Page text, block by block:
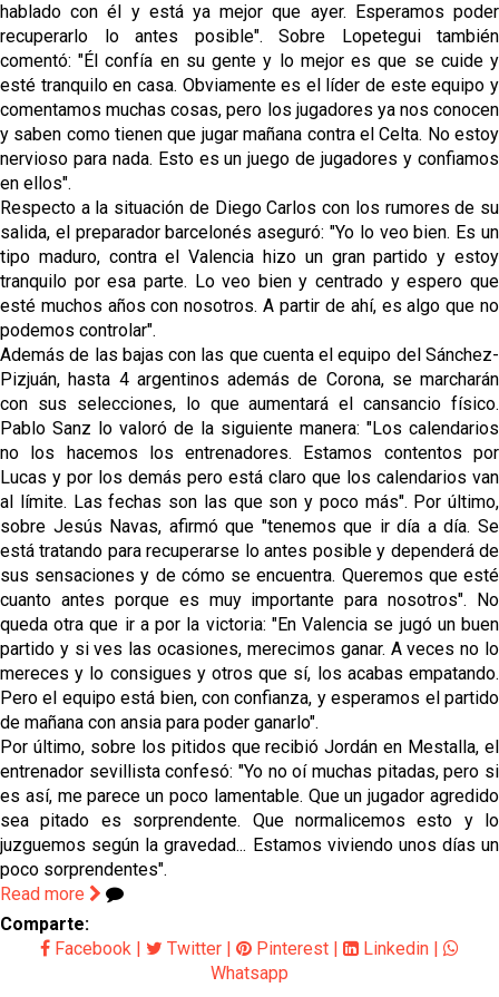
hablado con él y está ya mejor que ayer. Esperamos poder
recuperarlo lo antes posible". Sobre Lopetegui también
comentó: "Él confía en su gente y lo mejor es que se cuide y
esté tranquilo en casa. Obviamente es el líder de este equipo y
comentamos muchas cosas, pero los jugadores ya nos conocen
y saben como tienen que jugar mañana contra el Celta. No estoy
nervioso para nada. Esto es un juego de jugadores y confiamos
en ellos".
Respecto a la situación de Diego Carlos con los rumores de su
salida, el preparador barcelonés aseguró: "Yo lo veo bien. Es un
tipo maduro, contra el Valencia hizo un gran partido y estoy
tranquilo por esa parte. Lo veo bien y centrado y espero que
esté muchos años con nosotros. A partir de ahí, es algo que no
podemos controlar".
Además de las bajas con las que cuenta el equipo del Sánchez-
Pizjuán, hasta 4 argentinos además de Corona, se marcharán
con sus selecciones, lo que aumentará el cansancio físico.
Pablo Sanz lo valoró de la siguiente manera: "Los calendarios
no los hacemos los entrenadores. Estamos contentos por
Lucas y por los demás pero está claro que los calendarios van
al límite. Las fechas son las que son y poco más". Por último,
sobre Jesús Navas, afirmó que "tenemos que ir día a día. Se
está tratando para recuperarse lo antes posible y dependerá de
sus sensaciones y de cómo se encuentra. Queremos que esté
cuanto antes porque es muy importante para nosotros". No
queda otra que ir a por la victoria: "En Valencia se jugó un buen
partido y si ves las ocasiones, merecimos ganar. A veces no lo
mereces y lo consigues y otros que sí, los acabas empatando.
Pero el equipo está bien, con confianza, y esperamos el partido
de mañana con ansia para poder ganarlo".
Por último, sobre los pitidos que recibió Jordán en Mestalla, el
entrenador sevillista confesó: "Yo no oí muchas pitadas, pero si
es así, me parece un poco lamentable. Que un jugador agredido
sea pitado es sorprendente. Que normalicemos esto y lo
juzguemos según la gravedad... Estamos viviendo unos días un
poco sorprendentes".
Read more
Comparte:
Facebook | Twitter | Pinterest | Linkedin |
Whatsapp